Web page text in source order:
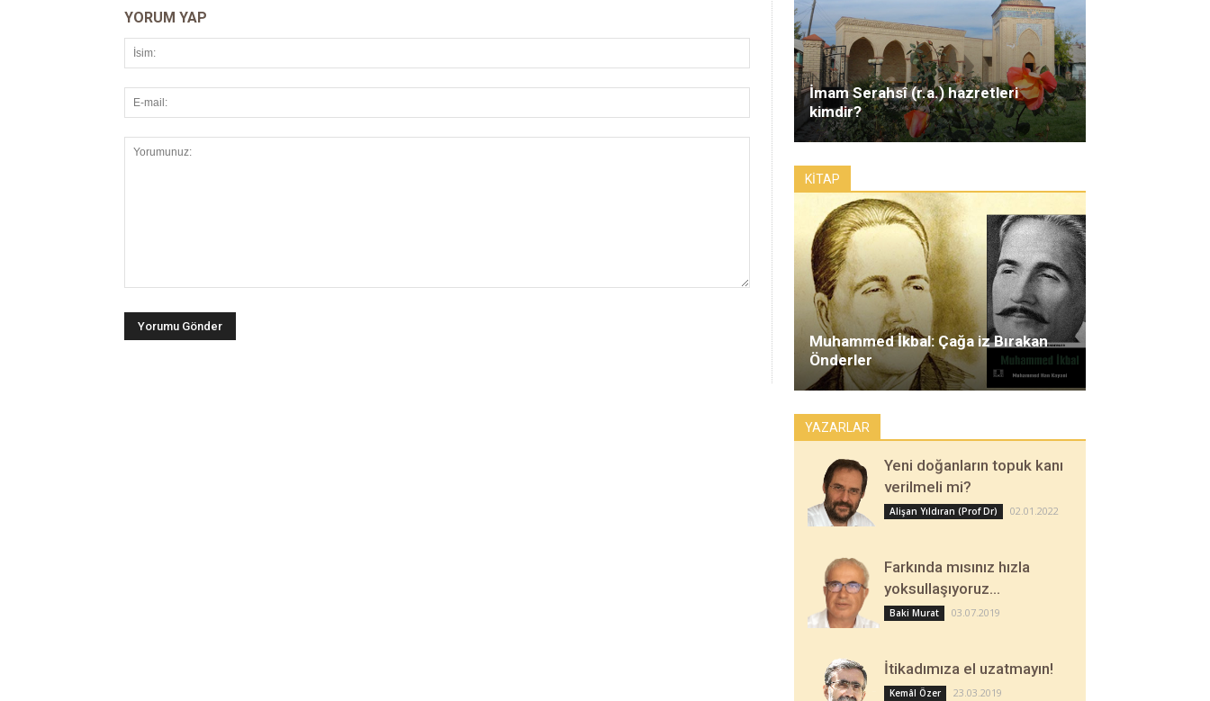
YORUM YAP
İmam Serahsî (r.a.) hazretleri
kimdir?
KİTAP
Muhammed İkbal: Çağa iz Bırakan
Önderler
YAZARLAR
Yeni doğanların topuk kanı
verilmeli mi?
Alişan Yıldıran (Prof Dr) 02.01.2022
Farkında mısınız hızla
yoksullaşıyoruz…
Baki Murat 03.07.2019
İtikadımıza el uzatmayın!
Kemâl Özer 23.03.2019